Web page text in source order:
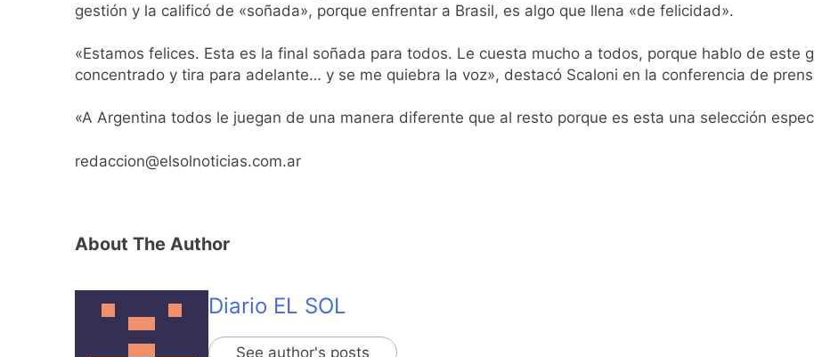
gestión y la calificó de «soñada», porque enfrentar a Brasil, es algo que llena «de felicidad».
«Estamos felices. Esta es la final soñada para todos. Le cuesta mucho a todos, porque hablo de este
concentrado y tira para adelante… y se me quiebra la voz», destacó Scaloni en la conferencia de
«A Argentina todos le juegan de una manera diferente que al resto porque es esta una selección
redaccion@elsolnoticias.com.ar
About The Author
Diario EL SOL
See author's posts